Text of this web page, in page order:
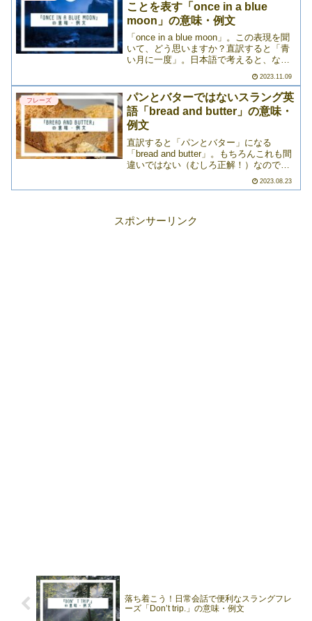
ことを表す「once in a blue
moon」の意味・例文
「once in a blue moon」。この表現を聞
いて、どう思いますか？直訳すると「青
い月に一度」。日本語で考えると、なん
が、実はこれ、「稀なこと」を表す英語
フレーズです。▼moonを使った表現
▼「>>>
2023.11.09
フレーズ
パンとバターではないスラング英
語「bread and butter」の意味・
例文
直訳すると「パンとバター」になる
「bread and butter」。もちろんこれも間
違いではない（むしろ正解！）なのです
あるのを知っていますか？欧米などの海
2023.08.23
スポンサーリンク
落ち着こう！日常会話で便利なスラングフレ
ーズ「Don’t trip.」の意味・例文